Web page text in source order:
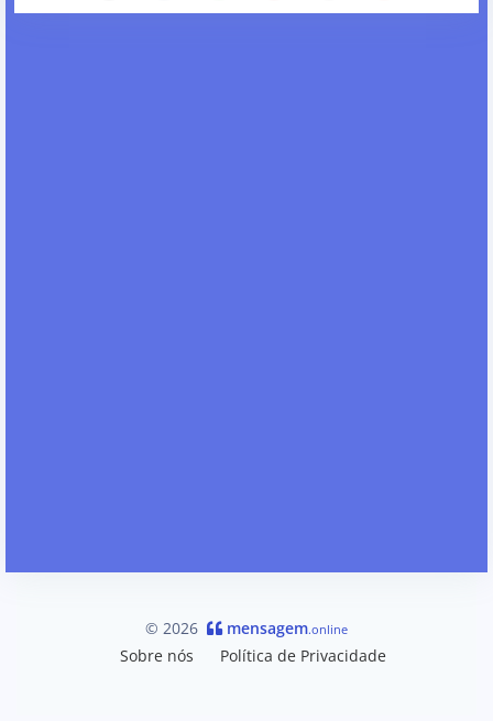
© 2026 mensagem.online
Sobre nós Política de Privacidade